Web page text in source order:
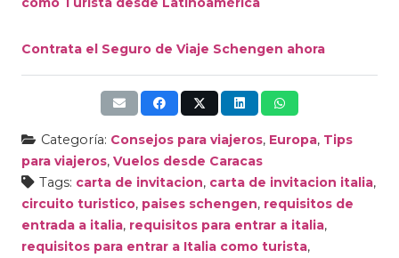
Contrata el Seguro de Viaje Schengen ahora
Categoría: Consejos para viajeros, Europa, Tips
para viajeros, Vuelos desde Caracas
Tags: carta de invitacion, carta de invitacion italia,
circuito turistico, paises schengen, requisitos de
entrada a italia, requisitos para entrar a italia,
requisitos para entrar a Italia como turista,